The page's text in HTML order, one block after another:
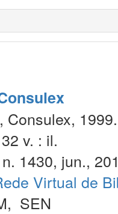
1999.
v. : il.
1430, jun.,
Virtual de
, SEN